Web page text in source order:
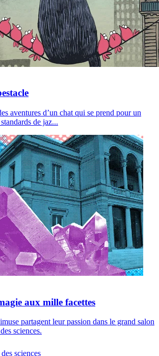
aventures d’un chat qui se prend pour un
de jaz...
aux mille facettes
partagent leur passion dans le grand salon
sciences.
sciences